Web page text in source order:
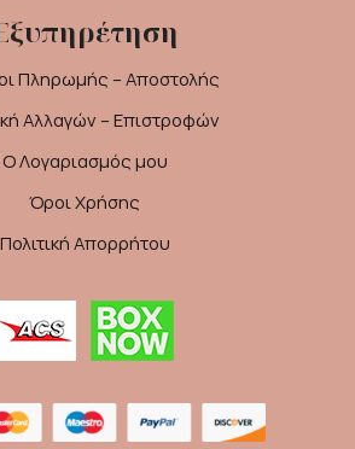
Πληρωμής – Αποστολής
Αλλαγών – Επιστροφών
Ο Λογαριασμός μου
Όροι Χρήσης
Πολιτική Απορρήτου